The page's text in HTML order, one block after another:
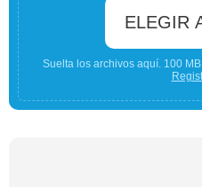
ELEGIR
Suelta los archivos aquí. 100